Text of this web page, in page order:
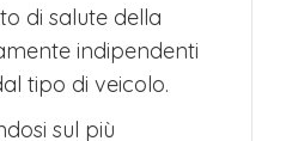
di salute della
indipendenti
tipo di veicolo.
sul più